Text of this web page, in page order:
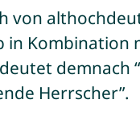
von
in
Herrscher”.